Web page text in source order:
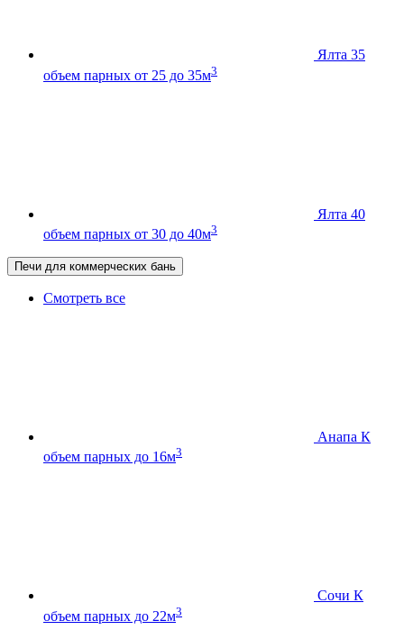
Ялта 35
объем парных от 25 до 35м3
Ялта 40
объем парных от 30 до 40м3
Печи для коммерческих бань
Смотреть все
Анапа К
объем парных до 16м3
Сочи К
объем парных до 22м3